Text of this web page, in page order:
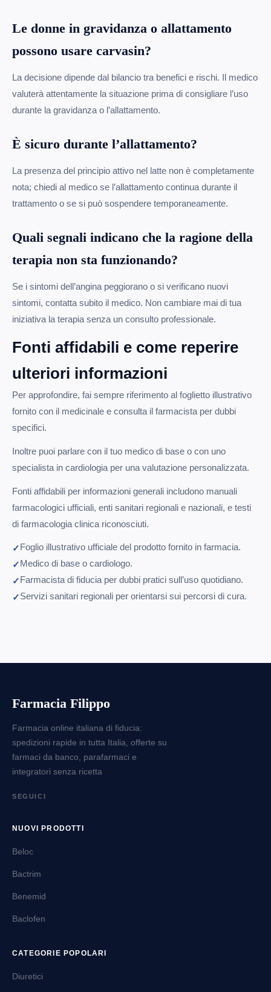
Le donne in gravidanza o allattamento
possono usare carvasin?
La decisione dipende dal bilancio tra benefici e rischi. Il medico
valuterà attentamente la situazione prima di consigliare l’uso
durante la gravidanza o l’allattamento.
È sicuro durante l’allattamento?
La presenza del principio attivo nel latte non è completamente
nota; chiedi al medico se l’allattamento continua durante il
trattamento o se si può sospendere temporaneamente.
Quali segnali indicano che la ragione della
terapia non sta funzionando?
Se i sintomi dell’angina peggiorano o si verificano nuovi
sintomi, contatta subito il medico. Non cambiare mai di tua
iniziativa la terapia senza un consulto professionale.
Fonti affidabili e come reperire
ulteriori informazioni
Per approfondire, fai sempre riferimento al foglietto illustrativo
fornito con il medicinale e consulta il farmacista per dubbi
specifici.
Inoltre puoi parlare con il tuo medico di base o con uno
specialista in cardiologia per una valutazione personalizzata.
Fonti affidabili per informazioni generali includono manuali
farmacologici ufficiali, enti sanitari regionali e nazionali, e testi
di farmacologia clinica riconosciuti.
Foglio illustrativo ufficiale del prodotto fornito in farmacia.
Medico di base o cardiologo.
Farmacista di fiducia per dubbi pratici sull’uso quotidiano.
Servizi sanitari regionali per orientarsi sui percorsi di cura.
Farmacia Filippo
Farmacia online italiana di fiducia:
spedizioni rapide in tutta Italia, offerte su
farmaci da banco, parafarmaci e
integratori senza ricetta
SEGUICI
NUOVI PRODOTTI
Beloc
Bactrim
Benemid
Baclofen
CATEGORIE POPOLARI
Diuretici